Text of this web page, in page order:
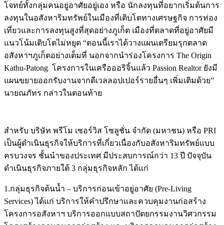
โจทย์ทั้งกลุ่มคนอยู่อาศัยอยู่เอง หรือ นักลงทุนที่อยากเริ่มต้นการ
ลงทุนในอสังหาริมทรัพย์ในเมืองที่เติบโตทางเศรษฐกิจ การท่อง
เที่ยวและการลงทุนสูงที่สุดอย่างภูเก็ต เมืองที่ตลาดที่อยู่อาศัยมี
แนวโน้มเติบโตไม่หยุด “ตอนนี้เราได้วางแผนเตรียมรุกตลาด
อสังหาฯภูเก็ตอย่างเต็มที่ นอกจากนำร่องโครงการ The Origin
Kathu-Patong โครงการในเครือออริจิ้นแล้ว Passion Realtor ยังมี
แผนขยายออกรับงานจากดีเวลลอปเปอร์รายอื่นๆ เพิ่มเติมด้วย”
นายณภัทร กล่าวในตอนท้าย
สำหรับ บริษัท พรีโม เซอร์วิส โซลูชั่น จำกัด (มหาชน) หรือ PRI
เป็นผู้ดำเนินธุรกิจให้บริการที่เกี่ยวเนื่องกับอสังหาริมทรัพย์แบบ
ครบวงจร ชั้นนำของประเทศ มีประสบการณ์กว่า 13 ปี ปัจจุบัน
ดำเนินธุรกิจภายใต้ 3 กลุ่มธุรกิจหลัก ได้แก่
1.กลุ่มธุรกิจต้นน้ำ – บริการก่อนเข้าอยู่อาศัย (Pre-Living
Services) ได้แก่ บริการให้คำปรึกษาและควบคุมงานก่อสร้าง
โครงการอสังหาฯ บริการออกแบบสถาปัตยกรรมงานวิศวกรรม